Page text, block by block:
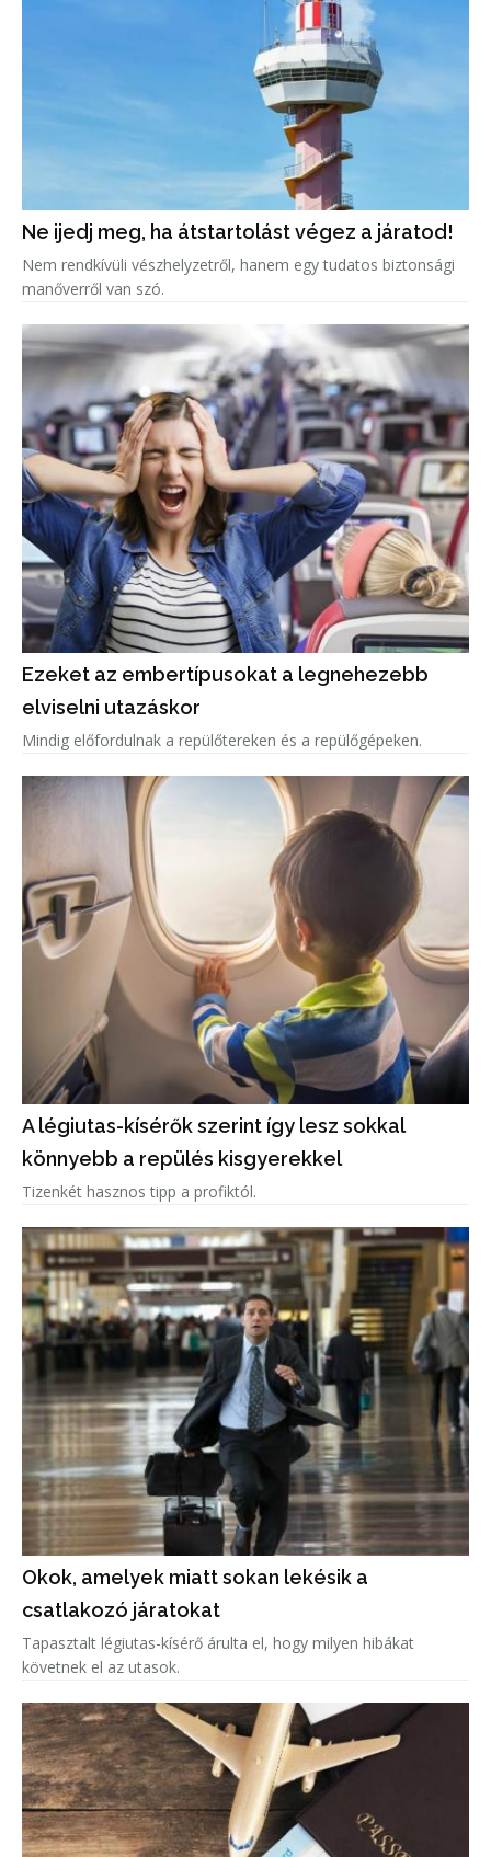
Ne ijedj meg, ha átstartolást végez a járatod!
Nem rendkívüli vészhelyzetről, hanem egy tudatos biztonsági
manőverről van szó.
Ezeket az embertípusokat a legnehezebb
elviselni utazáskor
Mindig előfordulnak a repülőtereken és a repülőgépeken.
A légiutas-kísérők szerint így lesz sokkal
könnyebb a repülés kisgyerekkel
Tizenkét hasznos tipp a profiktól.
Okok, amelyek miatt sokan lekésik a
csatlakozó járatokat
Tapasztalt légiutas-kísérő árulta el, hogy milyen hibákat
követnek el az utasok.